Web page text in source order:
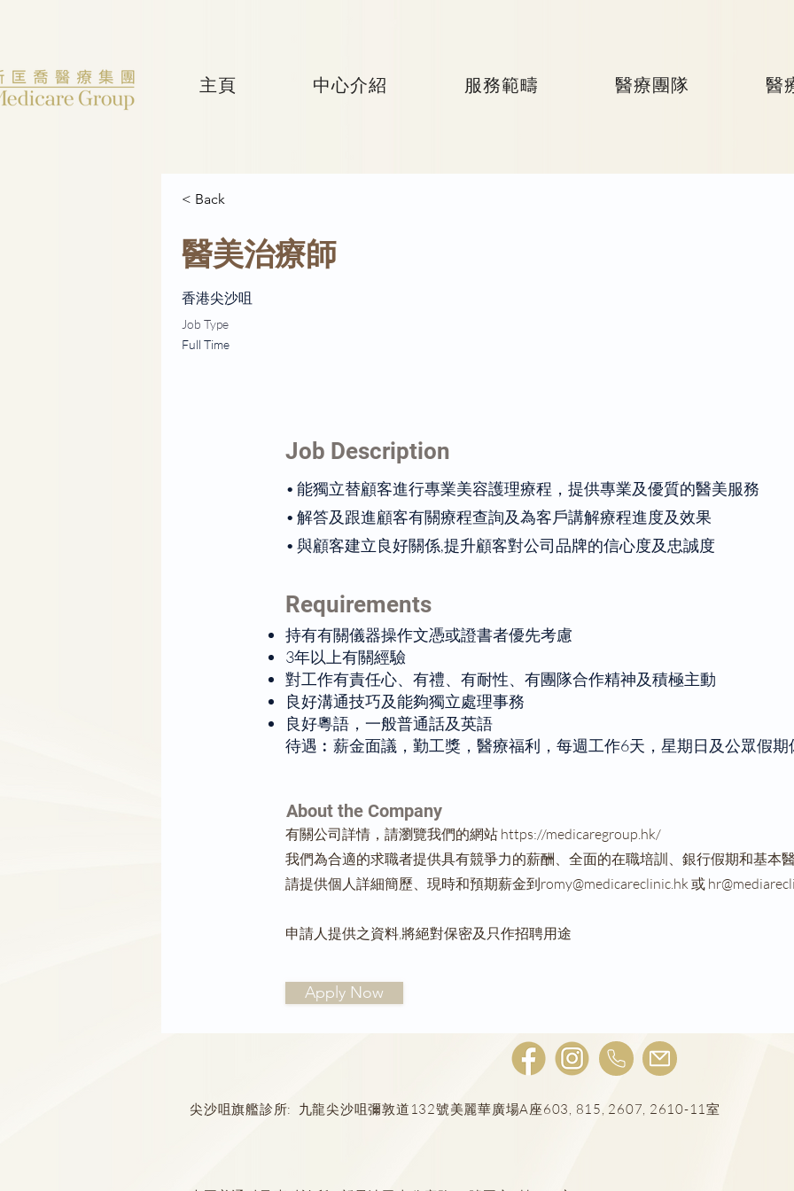
主頁 中心介紹 服務範疇 醫療團隊 醫
< Back
醫美治療師
香港尖沙咀
Job Type
Full Time
Job Description
• 能獨立替顧客進行專業美容護理療程，提供專業及優質的醫美服務
• 解答及跟進顧客有關療程查詢及為客戶講解療程進度及效果
• 與顧客建立良好關係,提升顧客對公司品牌的信心度及忠誠度
Requirements
持有有關儀器操作文憑或證書者優先考慮
3年以上有關經驗
對工作有責任心、有禮、有耐性、有團隊合作精神及積極主動
良好溝通技巧及能夠獨立處理事務
良好粵語，一般普通話及英語
待遇︰薪金面議，勤工獎，醫療福利，每週工作6天，星期日及公眾假期
About the Company
有關公司詳情，請瀏覽我們的網站 https://medicaregroup.hk/
我們為合適的求職者提供具有競爭力的薪酬、全面的在職培訓、銀行假期和基本
請提供個人詳細簡歷、現時和預期薪金到romy@medicareclinic.hk或
申請人提供之資料,將絕對保密及只作招聘用途
Apply Now
尖沙咀旗艦診所: 九龍尖沙咀彌敦道132號美麗華廣場A座603, 815, 2607, 2610-11室